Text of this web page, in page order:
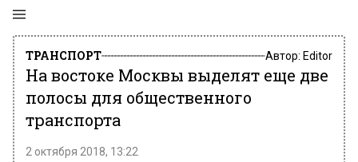
ТРАНСПОРТ Автор: Editor
На востоке Москвы выделят еще две
полосы для общественного
транспорта
2 октября 2018, 13:22